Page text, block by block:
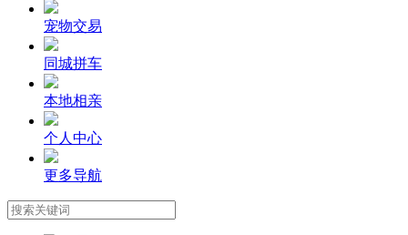
宠物交易
同城拼车
本地相亲
个人中心
更多导航